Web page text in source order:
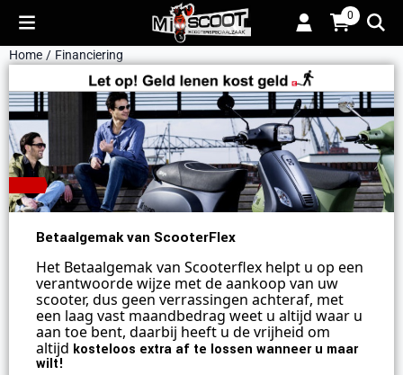
Cookievoorkeuren zijn momenteel gesloten. 0
Home / Financiering
Betaalgemak van ScooterFlex
Het Betaalgemak van Scooterflex helpt u op een
verantwoorde wijze met de aankoop van uw
scooter, dus geen verrassingen achteraf, met
een laag vast maandbedrag weet u altijd waar u
aan toe bent, daarbij heeft u de vrijheid om
altijd kosteloos extra af te lossen wanneer u maar
wilt!